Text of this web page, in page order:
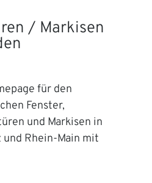
/ Markisen
für den
Fenster,
und Markisen in
und Rhein-Main mit